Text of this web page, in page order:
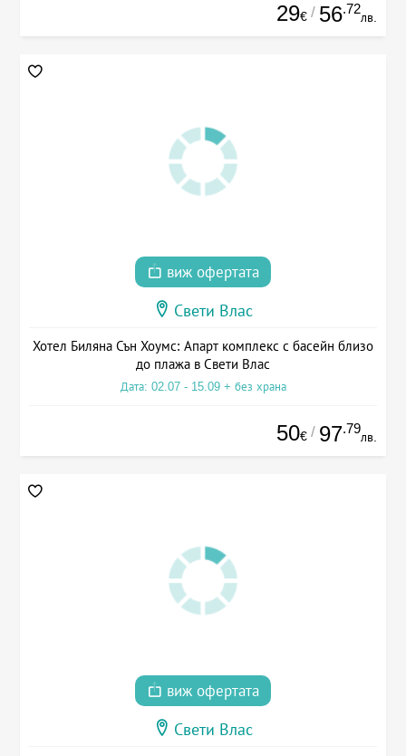
29€ / 56.72
лв.
виж офертата
Свети Влас
Хотел Биляна Сън Хоумс: Апарт комплекс с басейн близо
до плажа в Свети Влас
Дата: 02.07 - 15.09 + без храна
50€ / 97.79
лв.
виж офертата
Свети Влас